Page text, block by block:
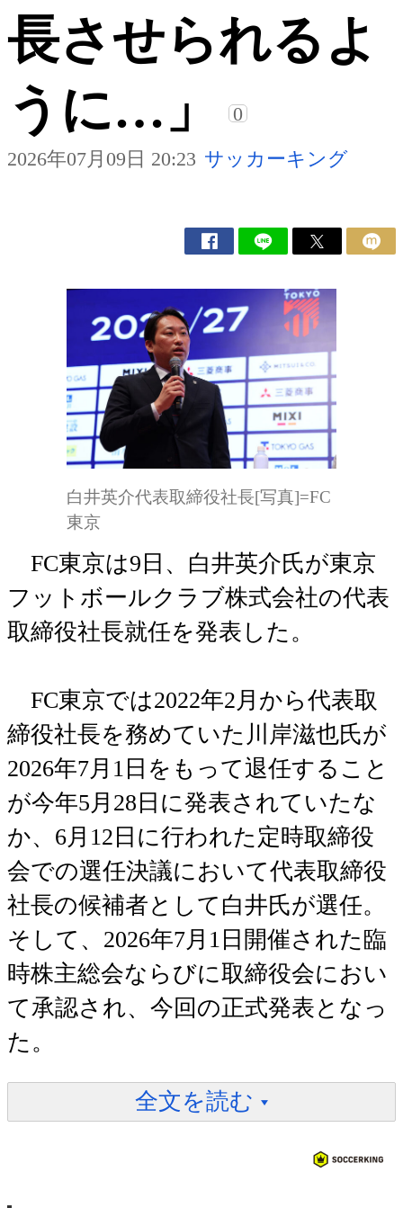
長させられるよ
うに…」
0
2026年07月09日 20:23 サッカーキング
白井英介代表取締役社長[写真]=FC
東京
FC東京は9日、白井英介氏が東京
フットボールクラブ株式会社の代表
取締役社長就任を発表した。
FC東京では2022年2月から代表取
締役社長を務めていた川岸滋也氏が
2026年7月1日をもって退任すること
が今年5月28日に発表されていたな
か、6月12日に行われた定時取締役
会での選任決議において代表取締役
社長の候補者として白井氏が選任。
そして、2026年7月1日開催された臨
時株主総会ならびに取締役会におい
て承認され、今回の正式発表となっ
た。
全文を読む